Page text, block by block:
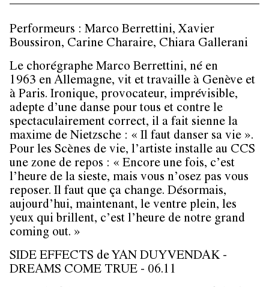
Performeurs : Marco Berrettini, Xavier
Boussiron, Carine Charaire, Chiara Gallerani
Le chorégraphe Marco Berrettini, né en
1963 en Allemagne, vit et travaille à Genève et
à Paris. Ironique, provocateur, imprévisible,
adepte d’une danse pour tous et contre le
spectaculairement correct, il a fait sienne la
maxime de Nietzsche : « Il faut danser sa vie ».
Pour les Scènes de vie, l’artiste installe au CCS
une zone de repos : « Encore une fois, c’est
l’heure de la sieste, mais vous n’osez pas vous
reposer. Il faut que ça change. Désormais,
aujourd’hui, maintenant, le ventre plein, les
yeux qui brillent, c’est l’heure de notre grand
coming out. »
SIDE EFFECTS de YAN DUYVENDAK -
DREAMS COME TRUE - 06.11